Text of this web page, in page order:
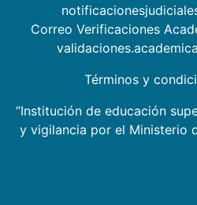
Correo Verificaciones
Términos y
“Institución de educación
y vigilancia por el Ministerio